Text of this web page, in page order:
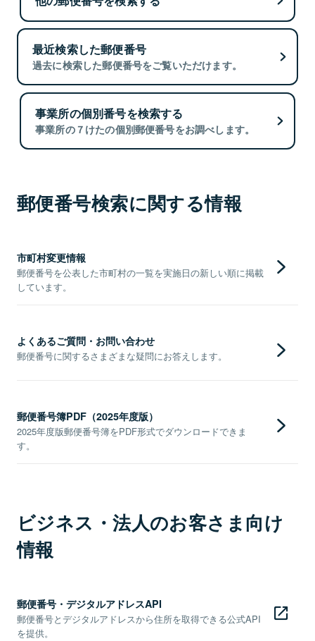
最近検索した郵便番号
過去に検索した郵便番号をご覧いただけます。
事業所の個別番号を検索する
事業所の７けたの個別郵便番号をお調べします。
郵便番号検索に関する情報
市町村変更情報
郵便番号を公表した市町村の一覧を実施日の新しい順に掲載
しています。
よくあるご質問・お問い合わせ
郵便番号に関するさまざまな疑問にお答えします。
郵便番号簿PDF（2025年度版）
2025年度版郵便番号簿をPDF形式でダウンロードできま
す。
ビジネス・法人のお客さま向け
情報
郵便番号・デジタルアドレスAPI
郵便番号とデジタルアドレスから住所を取得できる公式API
を提供。